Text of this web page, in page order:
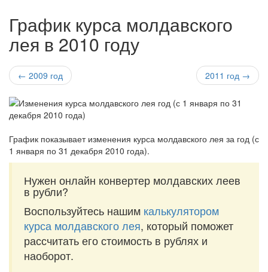
График курса молдавского
лея в 2010 году
← 2009 год 2011 год →
График показывает изменения курса молдавского лея за год (с
1 января по 31 декабря 2010 года).
Нужен онлайн конвертер молдавских леев
в рубли?
Воспользуйтесь нашим калькулятором
курса молдавского лея, который поможет
рассчитать его стоимость в рублях и
наоборот.